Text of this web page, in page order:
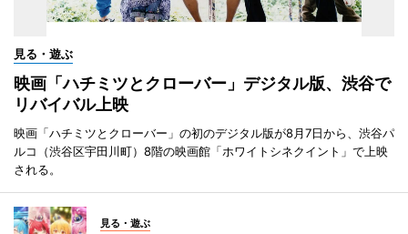
見る・遊ぶ
映画「ハチミツとクローバー」デジタル版、渋谷で
リバイバル上映
映画「ハチミツとクローバー」の初のデジタル版が8月7日から、渋谷パ
ルコ（渋谷区宇田川町）8階の映画館「ホワイトシネクイント」で上映
される。
見る・遊ぶ